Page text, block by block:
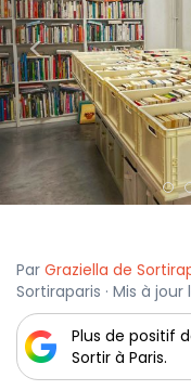
<
Par Graziella de
Sortiraparis · Mis à
Plus de positif
Sortir à Paris.